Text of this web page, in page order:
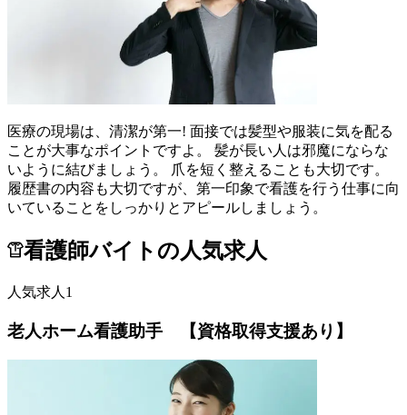
医療の現場は、清潔が第一! 面接では髪型や服装に気を配る
ことが大事なポイントですよ。 髪が長い人は邪魔にならな
いように結びましょう。 爪を短く整えることも大切です。
履歴書の内容も大切ですが、第一印象で看護を行う仕事に向
いていることをしっかりとアピールしましょう。
看護師バイトの人気求人
人気求人1
老人ホーム看護助手 【資格取得支援あり】